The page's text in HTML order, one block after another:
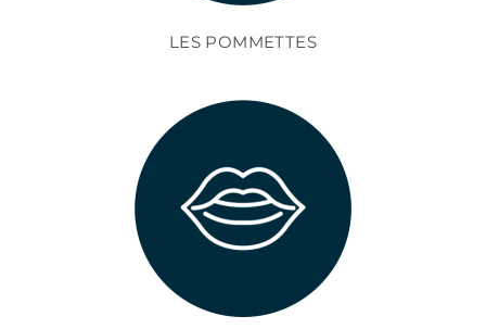
LES POMMETTES